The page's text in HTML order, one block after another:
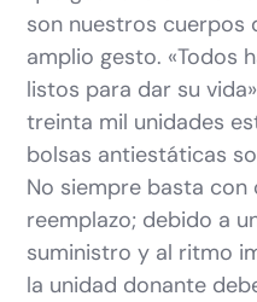
son nuestros cuerpos
amplio gesto. «Todos
listos para dar su
treinta mil unidades
bolsas antiestáticas
No siempre basta
reemplazo; debido a
suministro y al ritmo
la unidad donante